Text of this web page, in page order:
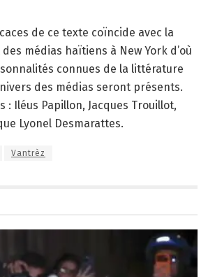
de ce texte coïncide avec la
médias haïtiens à New York d’où
connues de la littérature
des médias seront présents.
: Iléus Papillon, Jacques Trouillot,
Lyonel Desmarattes.
Vantrèz